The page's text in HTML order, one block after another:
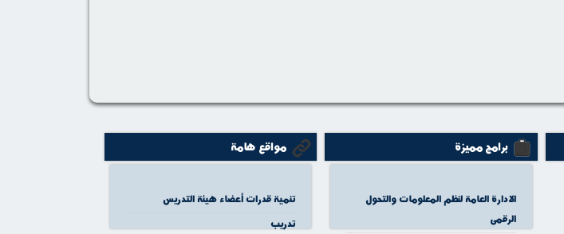
برامج مميزة
الادارة العامة لنظم المعلومات والتحول
الرقمى
مواقع هامة
تنمية قدرات أعضاء هيئة التدريس
تدريب